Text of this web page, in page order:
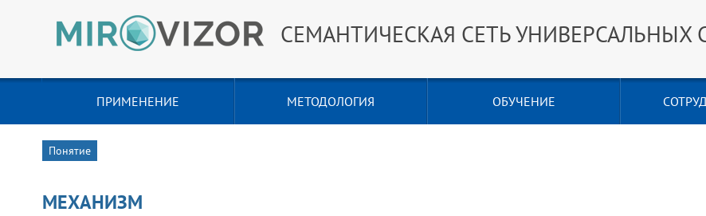
СЕМАНТИЧЕСКАЯ СЕТЬ УНИВЕРСАЛЬНЫХ
ПРИМЕНЕНИЕ МЕТОДОЛОГИЯ ОБУЧЕНИЕ
Понятие
МЕХАНИЗМ